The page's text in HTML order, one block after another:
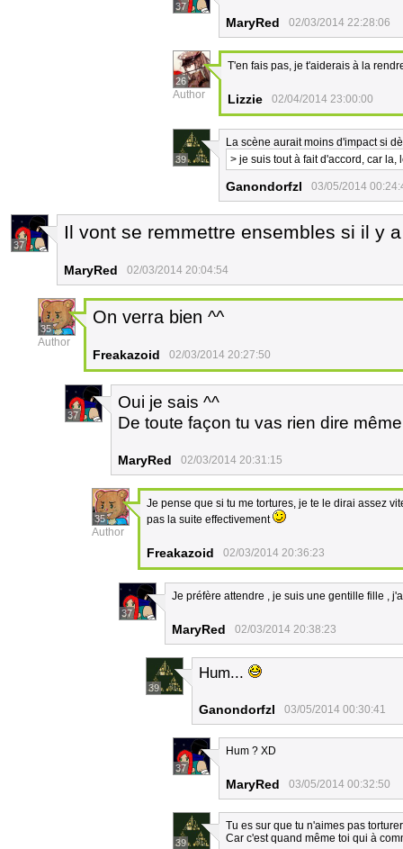
37
MaryRed 02/03/2014 22:28:06
26
Author
T'en fais pas, je t'aiderais à la
Lizzie 02/04/2014 23:00:00
39
La scène aurait moins d'impact si
> je suis tout à fait d'accord, car
Ganondorfzl 03/05/2014
37
Il vont se remmettre ensembles si il y
MaryRed 02/03/2014 20:04:54
35
Author
On verra bien ^^
Freakazoid 02/03/2014 20:27:50
37
Oui je sais ^^
De toute façon tu vas rien dire
MaryRed 02/03/2014 20:31:15
35
Author
Je pense que si tu me tortures, je te le dirai assez
pas la suite effectivement
Freakazoid 02/03/2014 20:36:23
37
Je préfère attendre , je suis une gentille fille ,
MaryRed 02/03/2014 20:38:23
39
Hum...
Ganondorfzl 03/05/2014 00:30:41
37
Hum ? XD
MaryRed 03/05/2014 00:32:50
39
Tu es sur que tu n'aimes pas
Car c'est quand même toi qui à